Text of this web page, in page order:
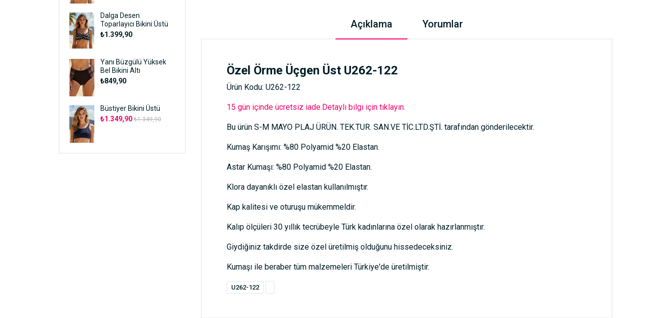
Dalga Desen
Toparlayıcı Bikini Üstü
₺1.399,90
Yanı Büzgülü Yüksek
Bel Bikini Altı
₺849,90
Büstiyer Bikini Üstü
₺1.349,90 ₺1.349,90
Açıklama Yorumlar
Özel Örme Üçgen Üst U262-122
Ürün Kodu: U262-122
15 gün içinde ücretsiz iade.Detaylı bilgi için tıklayın.
Bu ürün S-M MAYO PLAJ ÜRÜN. TEK.TUR. SAN.VE TİC.LTD.ŞTİ. tarafından gönderilecektir.
Kumaş Karışımı: %80 Polyamid %20 Elastan.
Astar Kumaşı: %80 Polyamid %20 Elastan.
Klora dayanıklı özel elastan kullanılmıştır.
Kap kalitesi ve oturuşu mükemmeldir.
Kalıp ölçüleri 30 yıllık tecrübeyle Türk kadınlarına özel olarak hazırlanmıştır.
Giydiğiniz takdirde size özel üretilmiş olduğunu hissedeceksiniz.
Kumaşı ile beraber tüm malzemeleri Türkiye'de üretilmiştir.
U262-122